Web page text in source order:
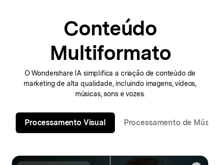
Conteúdo
Multiformato
O Wondershare IA simplifica a criação de conteúdo de
marketing de alta qualidade,incluindo imagens, vídeos,
músicas, sons e vozes.
Processamento Visual Processamento de Música